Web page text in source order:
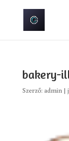
bakery-
Szerző: admin|